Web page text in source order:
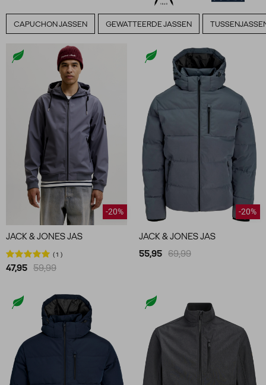
CAPUCHON JASSEN GEWATTEERDE JASSEN
-20%
JACK & JONES JAS
1
47,95 59,99
-20%
JACK & JONES JAS
55,95 69,99